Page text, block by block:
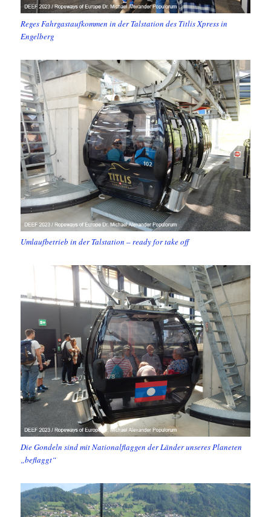
Reges Fahrgastaufkommen in der Talstation des Titlis Xpress in
Engelberg
Umlaufbetrieb in der Talstation – ready for take off
Die Gondeln sind mit Nationalflaggen der Länder unseres Planeten
„beflaggt“